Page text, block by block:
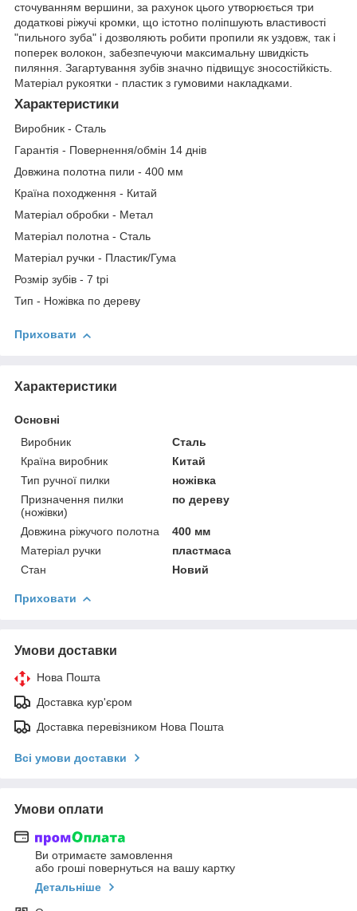
сточуванням вершини, за рахунок цього утворюється три
додаткові ріжучі кромки, що істотно поліпшують властивості
"пильного зуба" і дозволяють робити пропили як уздовж, так і
поперек волокон, забезпечуючи максимальну швидкість
пиляння. Загартування зубів значно підвищує зносостійкість.
Матеріал рукоятки - пластик з гумовими накладками.
Характеристики
Виробник - Сталь
Гарантія - Повернення/обмін 14 днів
Довжина полотна пили - 400 мм
Країна походження - Китай
Матеріал обробки - Метал
Матеріал полотна - Сталь
Матеріал ручки - Пластик/Гума
Розмір зубів - 7 tpi
Тип - Ножівка по дереву
Приховати
Характеристики
Основні
Виробник
Сталь
Країна виробник
Китай
Тип ручної пилки
ножівка
Призначення пилки
(ножівки)
по дереву
Довжина ріжучого полотна
400 мм
Матеріал ручки
пластмаса
Стан
Новий
Приховати
Умови доставки
Нова Пошта
Доставка кур'єром
Доставка перевізником Нова Пошта
Всі умови доставки
Умови оплати
Ви отримаєте замовлення
або гроші повернуться на вашу картку
Детальніше